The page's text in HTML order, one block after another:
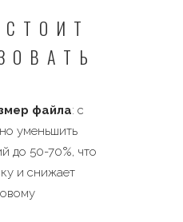
файла: с
уменьшить
до 50-70%, что
и снижает